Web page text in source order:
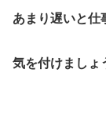
あまり遅いと仕
気を付けましょ